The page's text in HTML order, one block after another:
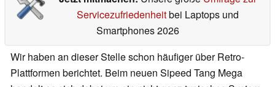
Servicezufriedenheitbei Laptops und
Smartphones 2026
Wir haben an dieser Stelle schon häufiger über Retro-
Plattformen berichtet. Beim neuen Sipeed Tang Mega